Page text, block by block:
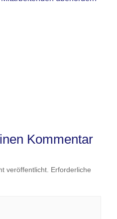
Kommentar
veröffentlicht. Erforderliche